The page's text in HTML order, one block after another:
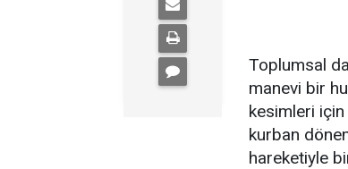
Toplumsal
manevi bir
kesimleri için
kurban
hareketiyle